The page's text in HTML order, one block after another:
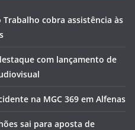
cobra assistência às
com lançamento de
na MGC 369 em Alfenas
sai para aposta de